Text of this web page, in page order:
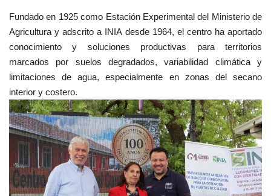
Fundado en 1925 como Estación Experimental del Ministerio de
Agricultura y adscrito a INIA desde 1964, el centro ha aportado
conocimiento y soluciones productivas para territorios
marcados por suelos degradados, variabilidad climática y
limitaciones de agua, especialmente en zonas del secano
interior y costero.